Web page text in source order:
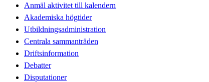
Anmäl aktivitet till kalendern
Akademiska högtider
Utbildningsadministration
Centrala sammanträden
Driftsinformation
Debatter
Disputationer